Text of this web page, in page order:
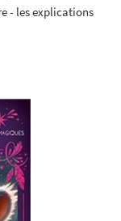
- les explications